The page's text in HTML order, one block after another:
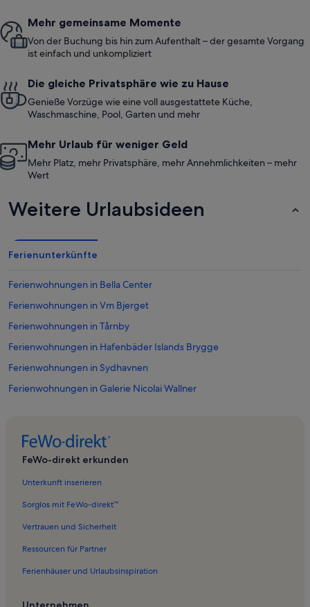
Mehr gemeinsame Momente
Von der Buchung bis hin zum Aufenthalt – der gesamte Vorgang
ist einfach und unkompliziert
Die gleiche Privatsphäre wie zu Hause
Genieße Vorzüge wie eine voll ausgestattete Küche,
Waschmaschine, Pool, Garten und mehr
Mehr Urlaub für weniger Geld
Mehr Platz, mehr Privatsphäre, mehr Annehmlichkeiten – mehr
Wert
Weitere Urlaubsideen
Ferienunterkünfte
Ferienwohnungen in Bella Center
Ferienwohnungen in Vm Bjerget
Ferienwohnungen in Tårnby
Ferienwohnungen in Hafenbäder Islands Brygge
Ferienwohnungen in Sydhavnen
Ferienwohnungen in Galerie Nicolai Wallner
Ferienwohnungen in Royal Arena
Ferienwohnungen in Ørestad
Ferienwohnungen in Kopenhagen
Ferienwohnungen in Tommy Lund
FeWo-direkt erkunden
Unterkunft inserieren
Sorglos mit FeWo-direkt™
Vertrauen und Sicherheit
Ressourcen für Partner
Ferienhäuser und Urlaubsinspiration